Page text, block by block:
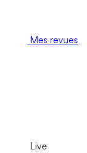
Mes revues
Live